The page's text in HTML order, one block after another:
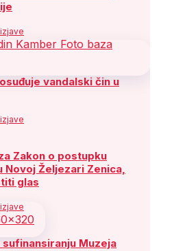
vandalski čin u
Zakon o postupku
Željezari Zenica,
glas
Muzeja